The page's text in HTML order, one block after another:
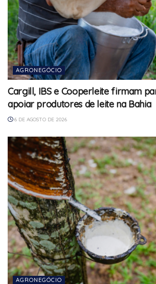
AGRONEGÓCIO
Cargill, IBS e Cooperleite firmam
apoiar produtores de leite na Bahia
6 DE AGOSTO DE 2026
AGRONEGÓCIO